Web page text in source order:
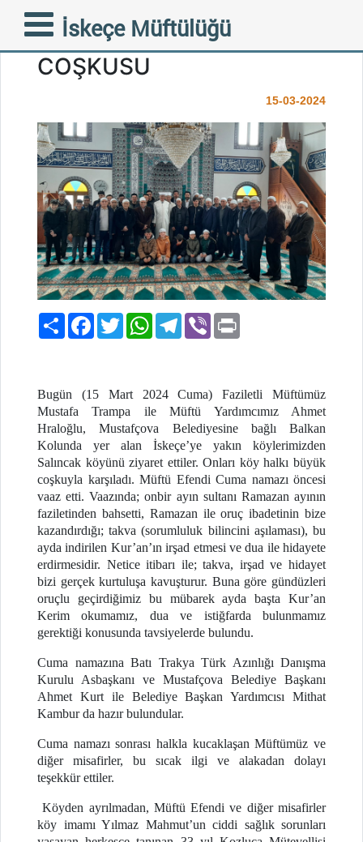
İskeçe Müftülüğü
ŞİRİN KÖYLERİMİZDEN
SALINCAK’TA CUMA
COŞKUSU
15-03-2024
PaylaşFacebook
TwitterWhatsAppTelegram
Viber
Bugün (15 Mart 2024 Cuma) Faziletli Müftümüz
Mustafa Trampa ile Müftü Yardımcımız Ahmet
Hraloğlu, Mustafçova Belediyesine bağlı Balkan
Kolunda yer alan İskeçe’ye yakın köylerimizden
Salıncak köyünü ziyaret ettiler. Onları köy halkı büyük
coşkuyla karşıladı. Müftü Efendi Cuma namazı öncesi
vaaz etti. Vaazında; onbir ayın sultanı Ramazan ayının
faziletinden bahsetti, Ramazan ile oruç ibadetinin bize
kazandırdığı; takva (sorumluluk bilincini aşılaması), bu
ayda indirilen Kur’an’ın irşad etmesi ve dua ile hidayete
erdirmesidir. Netice itibarı ile; takva, irşad ve hidayet
bizi gerçek kurtuluşa kavuşturur. Buna göre gündüzleri
oruçlu geçirdiğimiz bu mübarek ayda başta Kur’an
Kerim okumamız, dua ve istiğfarda bulunmamız
gerektiği konusunda tavsiyelerde bulundu.
Cuma namazına Batı Trakya Türk Azınlığı Danışma
Kurulu Asbaşkanı ve Mustafçova Belediye Başkanı
Ahmet Kurt ile Belediye Başkan Yardımcısı Mithat
Kambur da hazır bulundular.
Cuma namazı sonrası halkla kucaklaşan Müftümüz ve
diğer misafirler, bu sıcak ilgi ve alakadan dolayı
teşekkür ettiler.
Köyden ayrılmadan, Müftü Efendi ve diğer misafirler
köy imamı Yılmaz Mahmut’un ciddi sağlık sorunları